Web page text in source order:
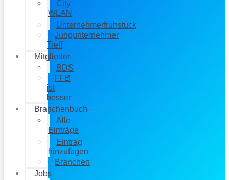
City
WLAN
Unternehmerfrühstück
Jungunternehmer
Treff
Mitglieder
BDS
FFB
ist
besser
Branchenbuch
Alle
Einträge
Eintrag
hinzufügen
Branchen
Jobs